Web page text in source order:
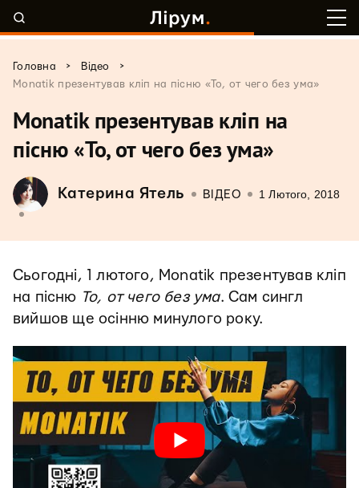
Головна > Відео
>
Monatik презентував кліп на пісню «То, от чего без ума»
Monatik презентував кліп на
пісню «То, от чего без ума»
Катерина Ятель ВІДЕО 1 Лютого, 2018
Сьогодні, 1 лютого, Monatik презентував кліп
на пісню То, от чего без ума. Сам сингл
вийшов ще осінню минулого року.